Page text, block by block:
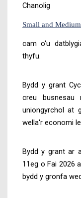
Small and
cam o'u
thyfu.
Bydd y grant
creu
uniongyrchol at
wella'r economi
Bydd y grant ar
11eg o Fai 2026
bydd y gronfa